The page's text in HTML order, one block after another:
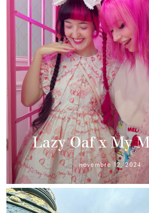
Lazy Oaf x My
novembre 12, 2024